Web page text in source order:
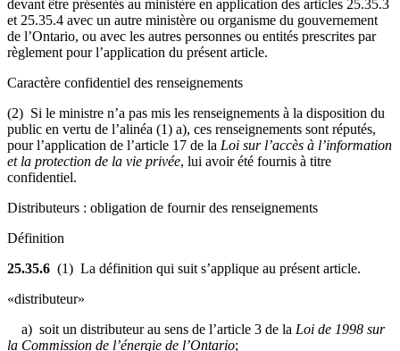
devant être présentés au ministère en application des articles 25.35.3
et 25.35.4 avec un autre ministère ou organisme du gouvernement
de l’Ontario, ou avec les autres personnes ou entités prescrites par
règlement pour l’application du présent article.
Caractère confidentiel des renseignements
(2) Si le ministre n’a pas mis les renseignements à la disposition du
public en vertu de l’alinéa (1) a), ces renseignements sont réputés,
pour l’application de l’article 17 de la Loi sur l’accès à l’information
et la protection de la vie privée, lui avoir été fournis à titre
confidentiel.
Distributeurs : obligation de fournir des renseignements
Définition
25.35.6 (1) La définition qui suit s’applique au présent article.
«distributeur»
a) soit un distributeurau sens de l’article 3 de la Loi de 1998 sur
la Commission de l’énergie de l’Ontario;